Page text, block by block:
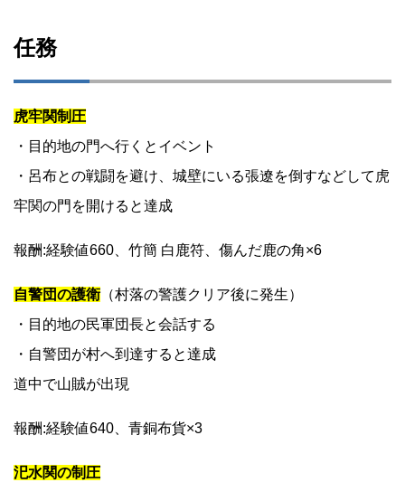
任務
虎牢関制圧
・目的地の門へ行くとイベント
・呂布との戦闘を避け、城壁にいる張遼を倒すなどして虎
牢関の門を開けると達成
報酬:経験値660、竹簡 白鹿符、傷んだ鹿の角×6
自警団の護衛（村落の警護クリア後に発生）
・目的地の民軍団長と会話する
・自警団が村へ到達すると達成
道中で山賊が出現
報酬:経験値640、青銅布貨×3
汜水関の制圧